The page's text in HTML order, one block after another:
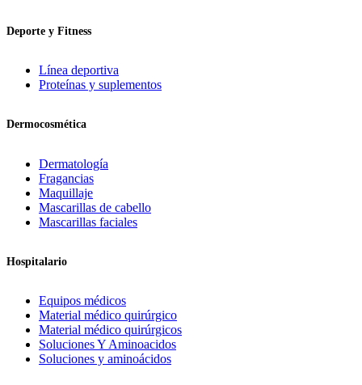
Deporte y Fitness
Línea deportiva
Proteínas y suplementos
Dermocosmética
Dermatología
Fragancias
Maquillaje
Mascarillas de cabello
Mascarillas faciales
Hospitalario
Equipos médicos
Material médico quirúrgico
Material médico quirúrgicos
Soluciones Y Aminoacidos
Soluciones y aminoácidos